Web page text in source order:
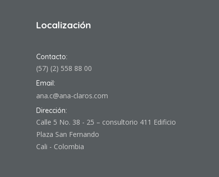
Localización
Contacto:
(57) (2) 558 88 00
Email:
ana.c@ana-claros.com
Dirección:
Calle 5 No. 38 - 25 – consultorio 411 Edificio
Plaza San Fernando
Cali - Colombia